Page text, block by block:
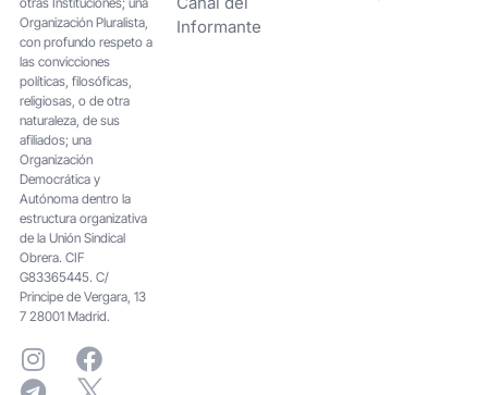
Organización Pluralista,
con profundo respeto a
las convicciones
políticas, filosóficas,
religiosas, o de otra
naturaleza, de sus
afiliados; una
Organización
Democrática y
Autónoma dentro la
estructura organizativa
de la Unión Sindical
Obrera. CIF
G83365445. C/
Principe de Vergara, 13
7 28001 Madrid.
Informante